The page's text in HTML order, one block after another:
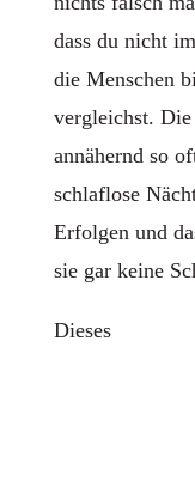
dass du nicht
die Menschen
vergleichst.
annähernd so
schlaflose
Erfolgen und
sie gar keine
Dieses